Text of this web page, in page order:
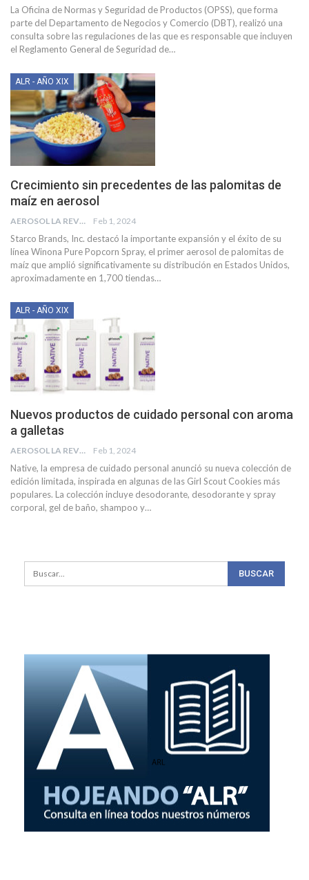
La Oficina de Normas y Seguridad de Productos (OPSS), que forma
parte del Departamento de Negocios y Comercio (DBT), realizó una
consulta sobre las regulaciones de las que es responsable que incluyen
el Reglamento General de Seguridad de…
ALR - AÑO XIX
Crecimiento sin precedentes de las palomitas de
maíz en aerosol
AEROSOL LA REVISTA Feb 1, 2024
Starco Brands, Inc. destacó la importante expansión y el éxito de su
línea Winona Pure Popcorn Spray, el primer aerosol de palomitas de
maíz que amplió significativamente su distribución en Estados Unidos,
aproximadamente en 1,700 tiendas…
ALR - AÑO XIX
Nuevos productos de cuidado personal con aroma
a galletas
AEROSOL LA REVISTA Feb 1, 2024
Native, la empresa de cuidado personal anunció su nueva colección de
edición limitada, inspirada en algunas de las Girl Scout Cookies más
populares. La colección incluye desodorante, desodorante y spray
corporal, gel de baño, shampoo y…